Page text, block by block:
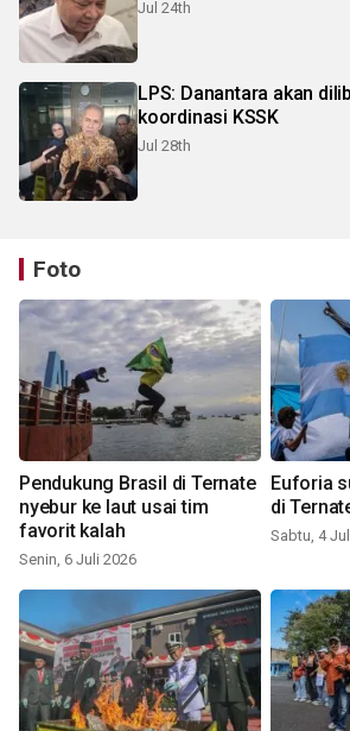
Jul 24th
LPS: Danantara akan
koordinasi KSSK
Jul 28th
Foto
Pendukung Brasil di Ternate
nyebur ke laut usai tim
favorit kalah
Senin, 6 Juli 2026
Euforia
di
Sabtu, 4